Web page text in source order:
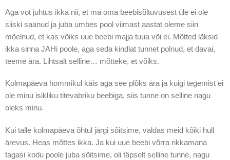
Aga vot juhtus ikka nii, et ma oma beebisõltuvusest üle ei ole
siiski saanud ja juba umbes pool viimast aastat oleme siin
mõelnud, et kas võiks uue beebi majja tuua või ei. Mõtted läksid
ikka sinna JAHi poole, aga seda kindlat tunnet polnud, et davai,
teeme ära. Lihtsalt selline… mõtteke, et võiks.
Kolmapäeva hommikul käis aga see plõks ära ja kuigi tegemist ei
ole minu isikliku titevabriku beebiga, siis tunne on selline nagu
oleks minu.
Kui talle kolmapäeva õhtul järgi sõitsime, valdas meid kõiki hull
ärevus. Heas mõttes ikka. Ja kui uue beebi võrra rikkamana
tagasi kodu poole juba sõitsime, oli täpselt selline tunne, nagu